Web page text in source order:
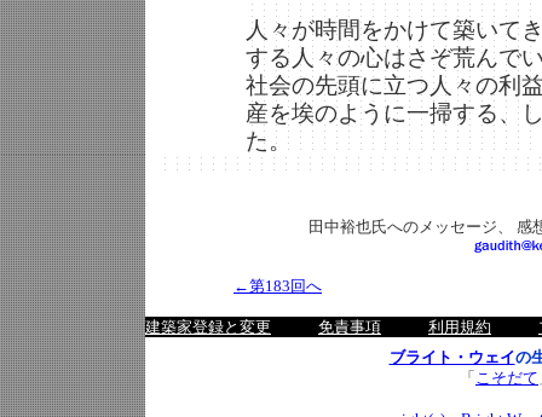
人々が時間をかけて築いて
する人々の心はさぞ荒んで
社会の先頭に立つ人々の利
産を埃のように一掃する、
た。
田中裕也氏へのメッセージ、 感
←第183回へ
建築家登録と変更 免責事項 利用規約
ブライト・ウェイの
「 こそだて